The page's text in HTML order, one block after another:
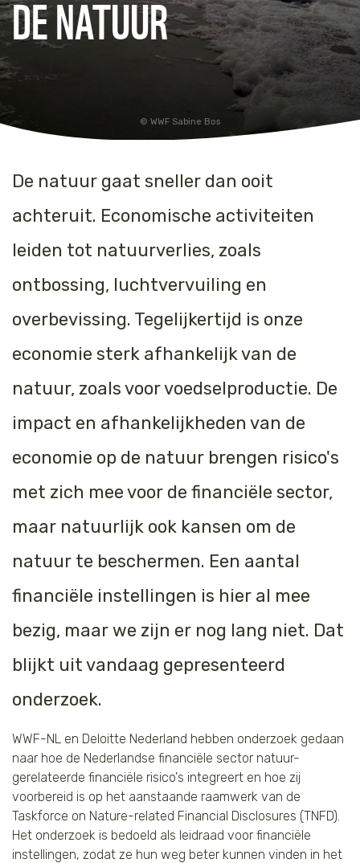
DE NATUUR
WWF Sabine Bos
De natuur gaat sneller dan ooit
achteruit. Economische activiteiten
leiden tot natuurverlies, zoals
ontbossing, luchtvervuiling en
overbevissing. Tegelijkertijd is onze
economie sterk afhankelijk van de
natuur, zoals voor voedselproductie. De
impact en afhankelijkheden van de
economie op de natuur brengen risico's
met zich mee voor de financiële sector,
maar natuurlijk ook kansen om de
natuur te beschermen. Een aantal
financiële instellingen is hier al mee
bezig, maar we zijn er nog lang niet. Dat
blijkt uit vandaag gepresenteerd
onderzoek.
WWF-NL en Deloitte Nederland hebben onderzoek gedaan
naar hoe de Nederlandse financiële sector natuur-
gerelateerde financiële risico's integreert en hoe zij
voorbereid is op het aanstaande raamwerk van de
Taskforce on Nature-related Financial Disclosures (TNFD).
Het onderzoek is bedoeld als leidraad voor financiële
instellingen, zodat ze hun weg beter kunnen vinden in het